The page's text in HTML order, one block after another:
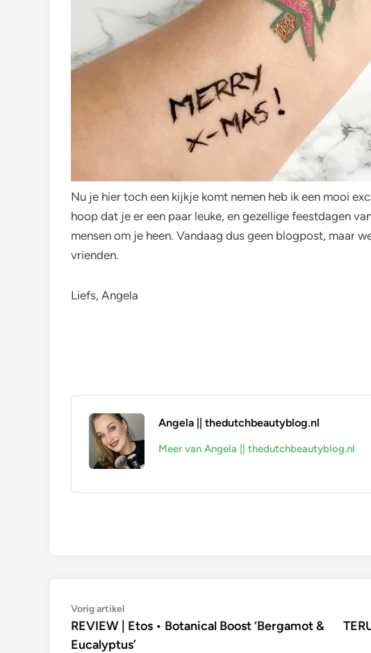
Nu je hier toch een kijkje komt nemen heb ik een mooi
hoop dat je er een paar leuke, en gezellige feestdagen
mensen om je heen. Vandaag dus geen blogpost, maar
vrienden.
Liefs, Angela
Angela || thedutchbeautyblog.nl
Meer van Angela || thedutchbeautyblog.nl
Bericht
navigatie
Vorig artikelVorig
artikel:
REVIEW | Etos • Botanical Boost ‘Bergamot &
Eucalyptus’